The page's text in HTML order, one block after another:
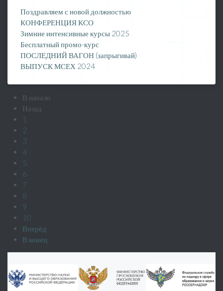
Поздравляем с новой должностью
КОНФЕРЕНЦИЯ КСО
Зимние интенсивные курсы 2025
Бесплатный промо-курс
ПОСЛЕДНИЙ ВАГОН (запрыгивай)
ВЫПУСК МСЕХ 2024
В начало
Назад
1
2
3
4
5
6
7
8
9
10
Вперёд
В конец